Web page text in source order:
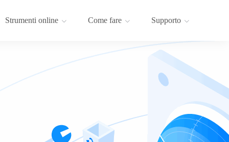
Strumenti online Come fare Supporto